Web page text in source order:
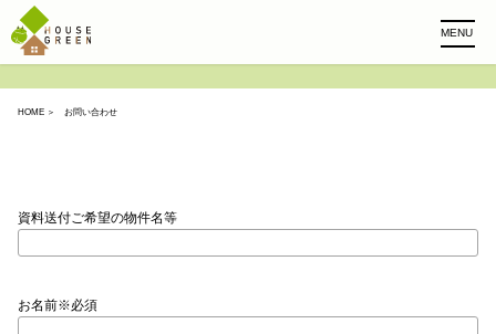
MENU
HOME ＞ お問い合わせ
資料送付ご希望の物件名等
お名前※必須